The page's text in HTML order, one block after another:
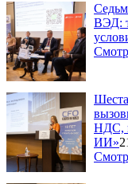
ВЭД:
НДС,
ИИ»